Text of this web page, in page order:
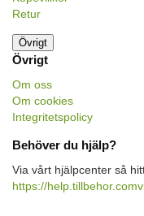
Retur
Övrigt
Övrigt
Om oss
Om cookies
Integritetspolicy
Behöver du hjälp?
Via vårt hjälpcenter så
https://